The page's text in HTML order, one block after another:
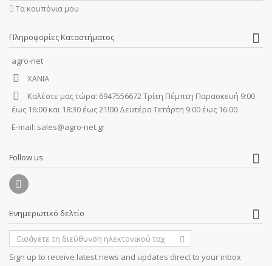
Τα κουπόνια μου
Πληροφορίες Καταστήματος
agro-net
ΧΑΝΙΑ
Καλέστε μας τώρα: 6947556672 Τρίτη Πέμπτη Παρασκευή 9:00
έως 16:00 και 18:30 έως 21!00 Δευτέρα Τετάρτη 9:00 έως 16:00
E-mail: sales@agro-net.gr
Follow us
Ενημερωτικό δελτίο
Sign up to receive latest news and updates direct to your inbox